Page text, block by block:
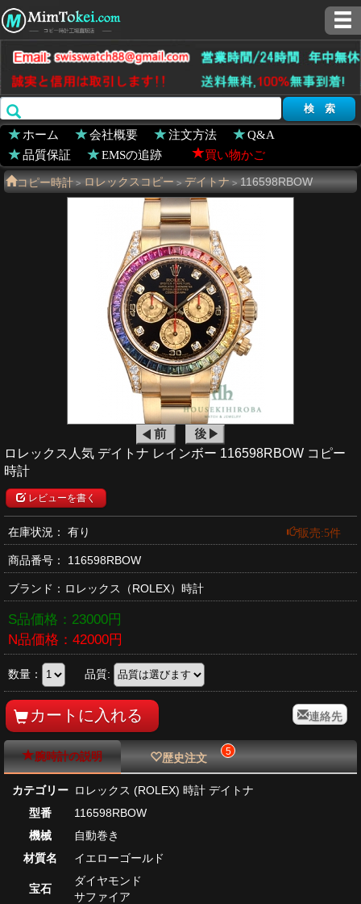
ホーム 会社概要 注文方法
Q&A
品質保証
EMSの追跡 買い物かご
コピー時計 > ロレックスコピー > デイトナ > 116598RBOW
ロレックス人気 デイトナ レインボー 116598RBOW コピー
時計
レビューを書く
在庫状況： 有り 販売:5件
商品番号： 116598RBOW
ブランド： ロレックス （ROLEX）時計
S品価格： 23000円
N品価格： 42000円
数量： 品質:
連絡先
腕時計の説明 歴史注文 5
カテゴリー ロレックス (ROLEX) 時計 デイトナ
型番
116598RBOW
機械
自動巻き
材質名
イエローゴールド
宝石
ダイヤモンド
サファイア